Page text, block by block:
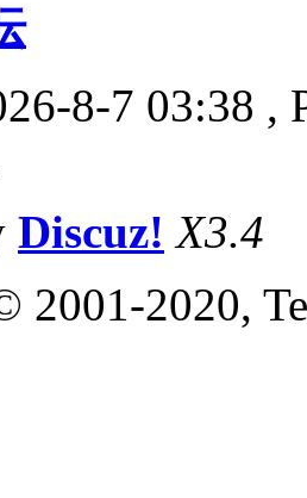
8-7 03:38 ,
Discuz! X3.4
2001-2020,